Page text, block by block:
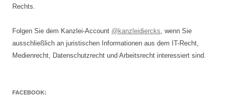
Rechts.
Folgen Sie dem Kanzlei-Account @kanzleidiercks, wenn Sie
ausschließlich an juristischen Informationen aus dem IT-Recht,
Medienrecht, Datenschutzrecht und Arbeitsrecht interessiert sind.
FACEBOOK: